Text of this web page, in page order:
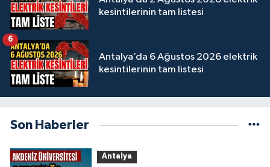
kesintilerinin tam listesi
Antalya’da 6 Ağustos 2026 elektrik
kesintilerinin tam listesi
6
Son Haberler
Antalya